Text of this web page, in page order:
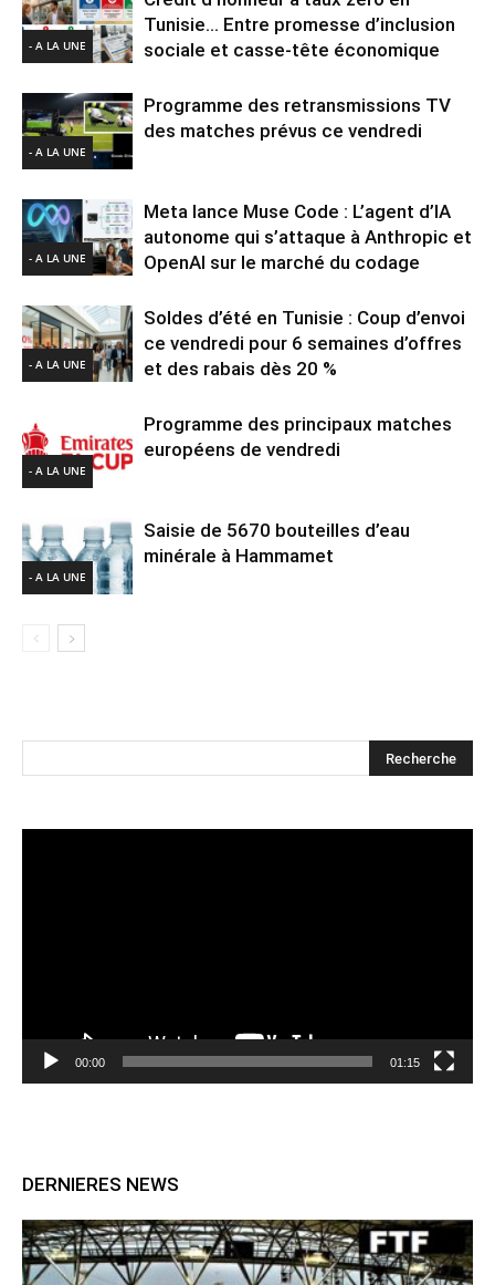
- A LA UNE
Tunisie… Entre promesse d’inclusion
sociale et casse-tête économique
- A LA UNE
Programme des retransmissions TV
des matches prévus ce vendredi
- A LA UNE
Meta lance Muse Code : L’agent d’IA
autonome qui s’attaque à Anthropic et
OpenAI sur le marché du codage
- A LA UNE
Soldes d’été en Tunisie : Coup d’envoi
ce vendredi pour 6 semaines d’offres
et des rabais dès 20 %
- A LA UNE
Programme des principaux matches
européens de vendredi
- A LA UNE
Saisie de 5670 bouteilles d’eau
minérale à Hammamet
00:00 01:15
DERNIERES NEWS